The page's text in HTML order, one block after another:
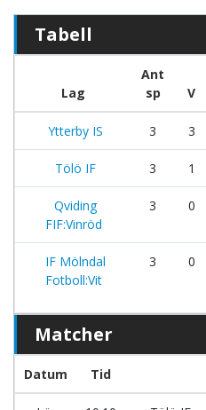
Tabell
Lag
Ant
sp
V
Ytterby IS 3 3
Tölö IF 3 1
Qviding
FIF:Vinröd
3 0
IF Mölndal
Fotboll:Vit
3 0
Matcher
Datum Tid